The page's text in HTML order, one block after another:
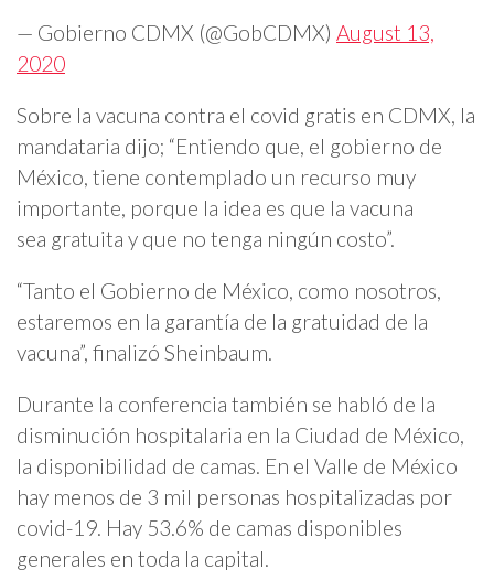
— Gobierno CDMX (@GobCDMX) August 13,
2020
Sobre la vacuna contra el covid gratis en CDMX, la
mandataria dijo; “Entiendo que, el gobierno de
México, tiene contemplado un recurso muy
importante, porque la idea es que la vacuna
sea gratuita y que no tenga ningún costo”.
“Tanto el Gobierno de México, como nosotros,
estaremos en la garantía de la gratuidad de la
vacuna”, finalizó Sheinbaum.
Durante la conferencia también se habló de la
disminución hospitalaria en la Ciudad de México,
la disponibilidad de camas. En el Valle de México
hay menos de 3 mil personas hospitalizadas por
covid-19. Hay 53.6% de camas disponibles
generales en toda la capital.